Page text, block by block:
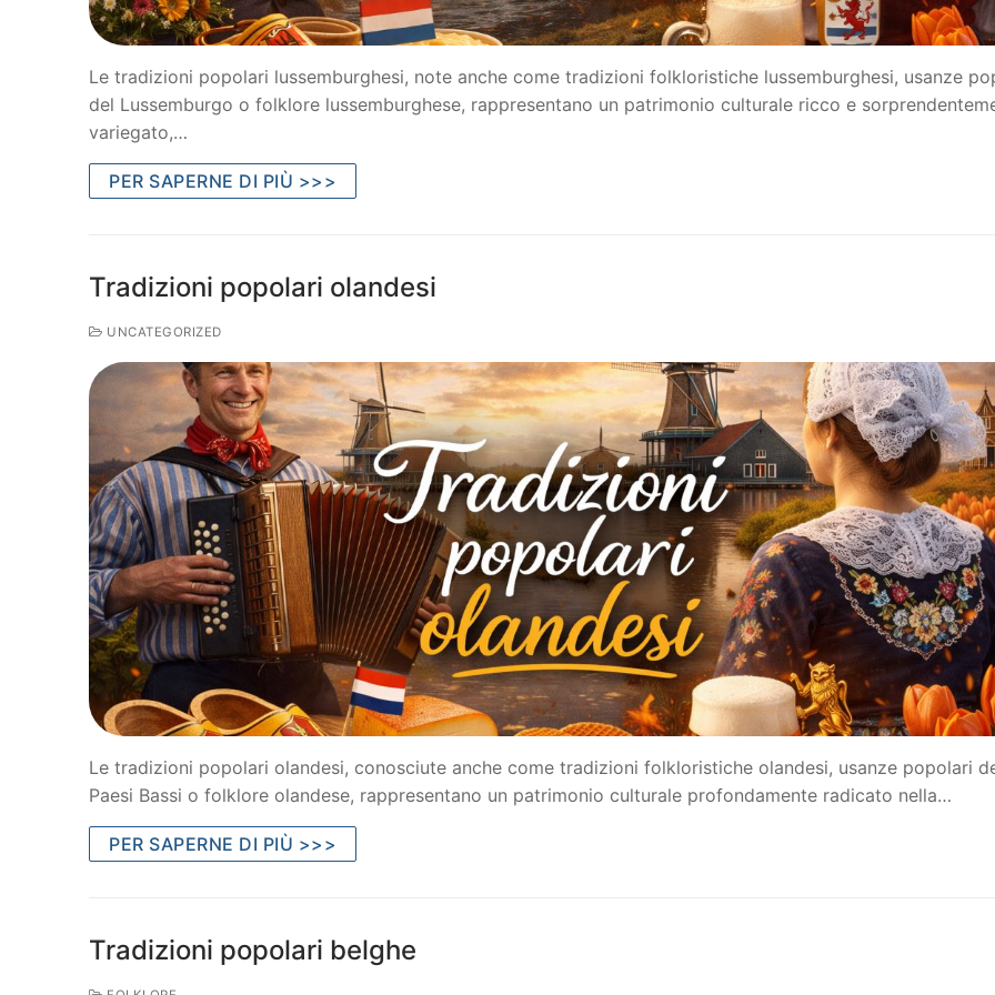
Le tradizioni popolari lussemburghesi, note anche come tradizioni folkloristiche lussemburghesi, usanze
del Lussemburgo o folklore lussemburghese, rappresentano un patrimonio culturale ricco e
variegato,…
PER SAPERNE DI PIÙ >>>
Tradizioni popolari olandesi
UNCATEGORIZED
Le tradizioni popolari olandesi, conosciute anche come tradizioni folkloristiche olandesi, usanze popolari
Paesi Bassi o folklore olandese, rappresentano un patrimonio culturale profondamente radicato nella…
PER SAPERNE DI PIÙ >>>
Tradizioni popolari belghe